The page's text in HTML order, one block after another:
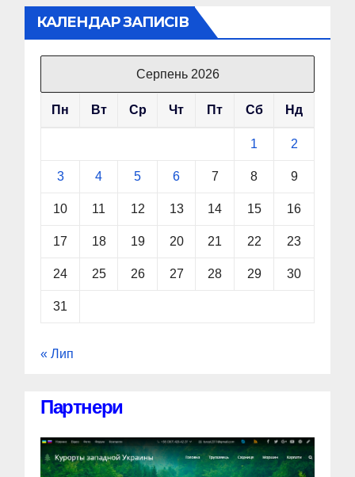
КАЛЕНДАР ЗАПИСІВ
Серпень 2026
Пн Вт Ср Чт Пт Сб Нд
1 2
3 4 5 6 7 8 9
10 11 12 13 14 15 16
17 18 19 20 21 22 23
24 25 26 27 28 29 30
31
« Лип
Партнери